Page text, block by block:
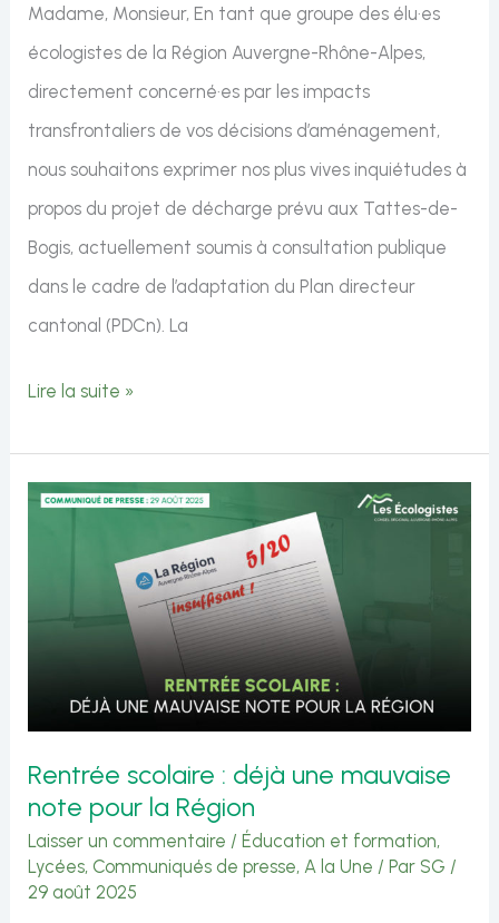
dans
les
lycées
Madame, Monsieur, En tant que groupe des élu·es
écologistes de la Région Auvergne-Rhône-Alpes,
directement concerné·es par les impacts
transfrontaliers de vos décisions d’aménagement,
nous souhaitons exprimer nos plus vives inquiétudes à
propos du projet de décharge prévu aux Tattes-de-
Bogis, actuellement soumis à consultation publique
dans le cadre de l’adaptation du Plan directeur
cantonal (PDCn). La
Observations
concernant
de-
Bogis
dans
le
Lire la suite »
Rentrée scolaire : déjà une mauvaise
note pour la Région
Laisser un commentaire /Éducation et formation,
Lycées, Communiqués de presse,A la Une / Par SG /
29 août 2025